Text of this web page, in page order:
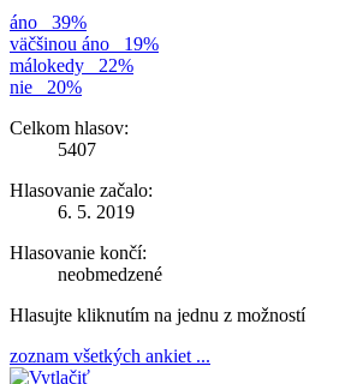
áno
39%
väčšinou áno
19%
málokedy
22%
nie
20%
Celkom hlasov:
5407
Hlasovanie začalo:
6. 5. 2019
Hlasovanie končí:
neobmedzené
Hlasujte kliknutím na jednu z možností
zoznam všetkých ankiet ...